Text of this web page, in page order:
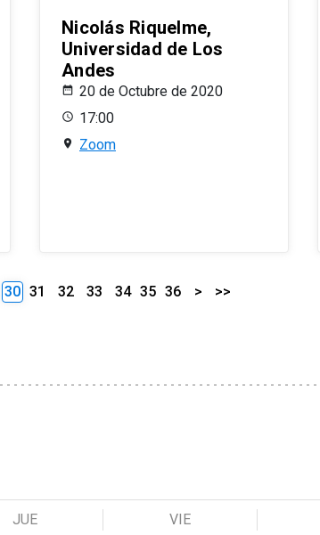
Nicolás Riquelme,
Universidad de Los
Andes
20 de Octubre de 2020
17:00
Zoom
30 31 32 33 34 35 36 > >>
JUE VIE